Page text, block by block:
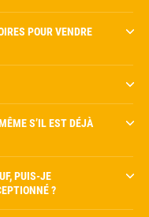
POUR VENDRE
S’IL EST DÉJÀ
PUIS-JE
?